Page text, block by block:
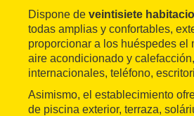
Dispone de veintisiete
todas amplias y confortables,
proporcionar a los huéspedes el
aire acondicionado y
internacionales, teléfono,
Asimismo, el establecimiento
de piscina exterior, terraza,